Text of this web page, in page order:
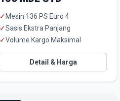
✓ Mesin 136 PS Euro 4
✓Sasis Ekstra Panjang
✓Volume Kargo Maksimal
Detail & Harga